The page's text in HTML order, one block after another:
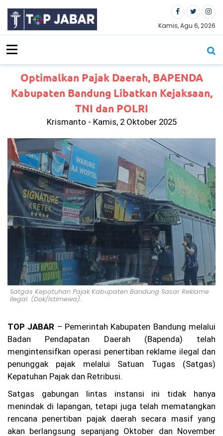
p
c
H
PU
I
De
sa
k
Po
lre
Ba
nd
un
g
Be
ak
Pr
of
es
na
l
n
Tr
an
sp
ar
Kamis, Agu 6, 2026
Optimalkan Pajak Daerah, BAPENDA
Kabupaten Bandung Libatkan Kejaksaan,
TNI dan POLRI
Krismanto - Kamis, 2 Oktober 2025
Satgas Kepatuhan Pajak Kabupaten Bandung Sasar Reklame
Ilegal. (Dok/Istimewa).
TOP JABAR – Pemerintah Kabupaten Bandung melalui
Badan Pendapatan Daerah (Bapenda) telah
mengintensifkan operasi penertiban reklame ilegal dan
penunggak pajak melalui Satuan Tugas (Satgas)
Kepatuhan Pajak dan Retribusi.
Satgas gabungan lintas instansi ini tidak hanya
menindak di lapangan, tetapi juga telah mematangkan
rencana penertiban pajak daerah secara masif yang
akan berlangsung sepanjang Oktober dan November